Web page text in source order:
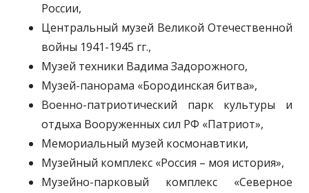
России,
Центральный музей Великой Отечественной
войны 1941-1945 гг.,
Музей техники Вадима Задорожного,
Музей-панорама «Бородинская битва»,
Военно-патриотический парк культуры и
отдыха Вооруженных сил РФ «Патриот»,
Мемориальный музей космонавтики,
Музейный комплекс «Россия – моя история»,
Музейно-парковый комплекс «Северное